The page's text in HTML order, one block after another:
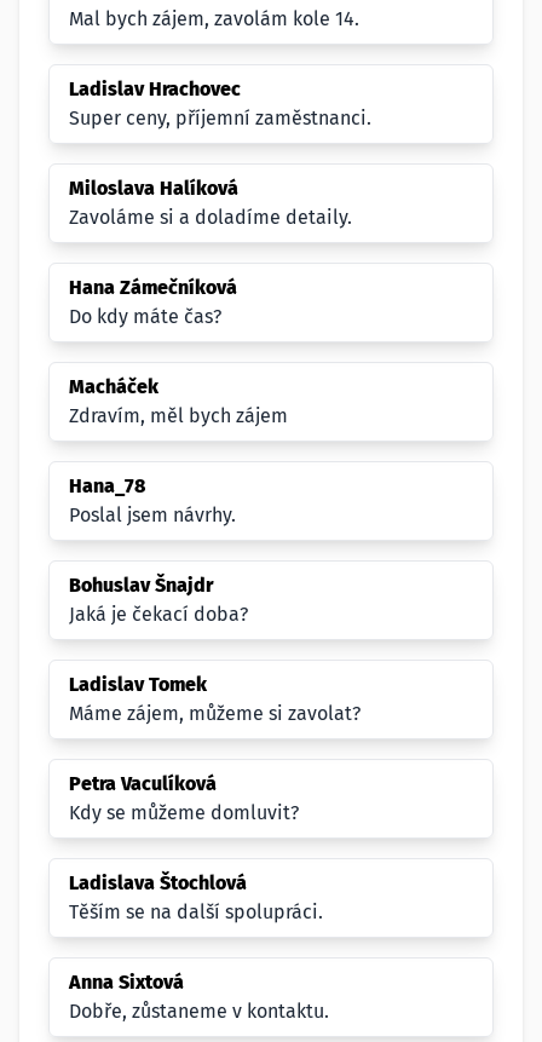
Mal bych zájem, zavolám kole 14.
Ladislav Hrachovec
Super ceny, příjemní zaměstnanci.
Miloslava Halíková
Zavoláme si a doladíme detaily.
Hana Zámečníková
Do kdy máte čas?
Macháček
Zdravím, měl bych zájem
Hana_78
Poslal jsem návrhy.
Bohuslav Šnajdr
Jaká je čekací doba?
Ladislav Tomek
Máme zájem, můžeme si zavolat?
Petra Vaculíková
Kdy se můžeme domluvit?
Ladislava Štochlová
Těším se na další spolupráci.
Anna Sixtová
Dobře, zůstaneme v kontaktu.